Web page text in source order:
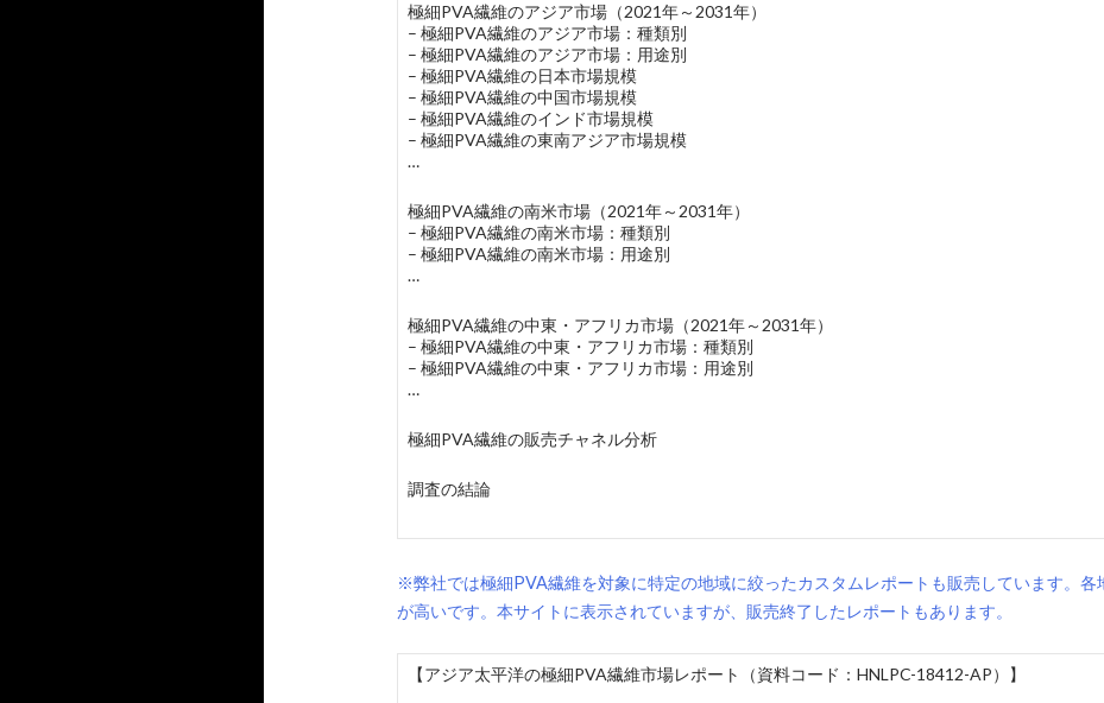
極細PVA繊維のアジア市場（2021年～2031年）
– 極細PVA繊維のアジア市場：種類別
– 極細PVA繊維のアジア市場：用途別
– 極細PVA繊維の日本市場規模
– 極細PVA繊維の中国市場規模
– 極細PVA繊維のインド市場規模
– 極細PVA繊維の東南アジア市場規模
…
極細PVA繊維の南米市場（2021年～2031年）
– 極細PVA繊維の南米市場：種類別
– 極細PVA繊維の南米市場：用途別
…
極細PVA繊維の中東・アフリカ市場（2021年～2031年）
– 極細PVA繊維の中東・アフリカ市場：種類別
– 極細PVA繊維の中東・アフリカ市場：用途別
…
極細PVA繊維の販売チャネル分析
調査の結論
※弊社では極細PVA繊維を対象に特定の地域に絞ったカスタムレポートも販売しています。
が高いです。本サイトに表示されていますが、販売終了したレポートもあります。
【アジア太平洋の極細PVA繊維市場レポート（資料コード：HNLPC-18412-AP）】